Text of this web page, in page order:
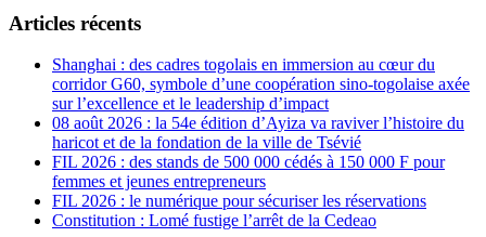
Articles récents
Shanghai : des cadres togolais en immersion au cœur du
corridor G60, symbole d’une coopération sino-togolaise axée
sur l’excellence et le leadership d’impact
08 août 2026 : la 54e édition d’Ayiza va raviver l’histoire du
haricot et de la fondation de la ville de Tsévié
FIL 2026 : des stands de 500 000 cédés à 150 000 F pour
femmes et jeunes entrepreneurs
FIL 2026 : le numérique pour sécuriser les réservations
Constitution : Lomé fustige l’arrêt de la Cedeao